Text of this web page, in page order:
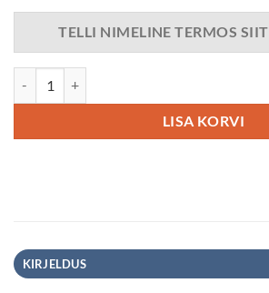
TELLI NIMELINE TERMOS SIIT
LISA KORVI
KIRJELDUS